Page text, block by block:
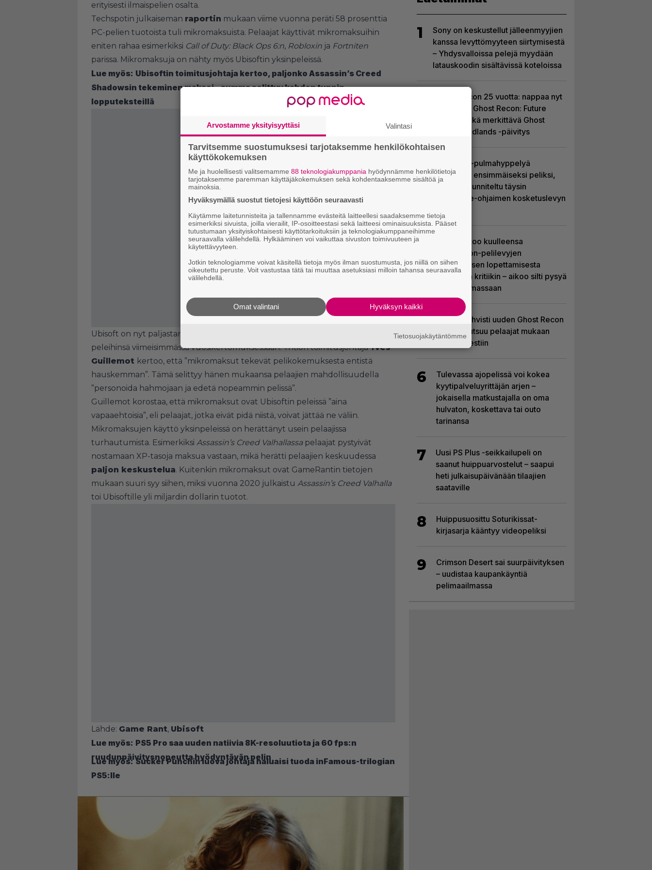
erityisesti ilmaispelien osalta.
Techspotin julkaiseman raportin mukaan viime vuonna peräti 58 prosenttia
PC-pelien tuotoista tuli mikromaksuista. Pelaajat käyttivät mikromaksuihin
eniten rahaa esimerkiksi Call of Duty: Black Ops 6:n, Robloxin ja Fortniten
parissa. Mikromaksuja on nähty myös Ubisoftin yksinpeleissä.
Lue myös: Ubisoftin toimitusjohtaja kertoo, paljonko Assassin’s Creed
Shadowsin tekeminen maksoi – summa selittyy kahden tunnin
lopputeksteillä
Ubisoft on nyt paljastanut syitä mikromaksujen lisäämiseen premium-luokan
peleihinsä viimeisimmässä vuosikertomuksessaan. Yhtiön toimitusjohtajaYves
Guillemot kertoo, että ”mikromaksut tekevät pelikokemuksesta entistä
hauskemman”. Tämä selittyy hänen mukaansa pelaajien mahdollisuudella
”personoida hahmojaan ja edetä nopeammin pelissä”.
Guillemot korostaa, että mikromaksut ovat Ubisoftin peleissä ”aina
vapaaehtoisia”, eli pelaajat, jotka eivät pidä niistä, voivat jättää ne väliin.
Mikromaksujen käyttö yksinpeleissä on herättänyt usein pelaajissa
turhautumista. Esimerkiksi Assassin’s Creed Valhallassa pelaajat pystyivät
nostamaan XP-tasoja maksua vastaan, mikä herätti pelaajien keskuudessa
paljon keskustelua. Kuitenkin mikromaksut ovat GameRantin tietojen
mukaan suuri syy siihen, miksi vuonna 2020 julkaistu Assassin’s Creed Valhalla
toi Ubisoftille yli miljardin dollarin tuotot.
Lähde: Game Rant, Ubisoft
Lue myös: PS5 Pro saa uuden natiivia 8K-resoluutiota ja 60 fps:n
ruudunpäivitysnopeutta hyödyntävän pelin
Lue myös: Sucker Punchin luova johtaja haluaisi tuoda inFamous-trilogian
PS5:lle
1
Sony on keskustellut jälleenmyyjien
kanssa levyttömyyteen siirtymisestä
– Yhdysvalloissa pelejä myydään
latauskoodin sisältävissä koteloissa
Ghost Recon 25 vuotta: nappaa nyt
ilmaiseksi Ghost Recon: Future
Soldier sekä merkittävä Ghost
Recon Wildlands -päivitys
3
Uutta PS5-pulmahyppelyä
kuvaillaan ensimmäiseksi peliksi,
joka on suunniteltu täysin
DualSense-ohjaimen kosketuslevyn
4
Sony kertoo kuulleensa
PlayStation-pelilevyjen
valmistuksen lopettamisesta
nousseen kritiikin – aikoo silti pysyä
suunnitelmassaan
5
Ubisoft vahvisti uuden Ghost Recon
-pelin – kutsuu pelaajat mukaan
ennakkotestiin
6
Tulevassa ajopelissä voi kokea
kyytipalveluyrittäjän arjen –
jokaisella matkustajalla on oma
hulvaton, koskettava tai outo
tarinansa
7
Uusi PS Plus -seikkailupeli on
saanut huippuarvostelut – saapui
heti julkaisupäivänään tilaajien
saataville
8
Huippusuosittu Soturikissat-
kirjasarja kääntyy videopeliksi
9
Crimson Desert sai suurpäivityksen
– uudistaa kaupankäyntiä
pelimaailmassa
Arvostamme yksityisyyttäsi Valintasi
Tarvitsemme suostumuksesi tarjotaksemme henkilökohtaisen
käyttökokemuksen
Me ja huolellisesti valitsemamme 88 teknologiakumppania hyödynnämme henkilötietoja
tarjotaksemme paremman käyttäjäkokemuksen sekä kohdentaaksemme sisältöä ja
mainoksia.
Hyväksymällä suostut tietojesi käyttöön seuraavasti
Käytämme laitetunnisteita ja tallennamme evästeitä laitteellesi saadaksemme tietoja
esimerkiksi sivuista, joilla vierailit, IP-osoitteestasi sekä laitteesi ominaisuuksista. Pääset
tutustumaan yksityiskohtaisesti käyttötarkoituksiin ja teknologiakumppaneihimme
seuraavalla välilehdellä. Hylkääminen voi vaikuttaa sivuston toimivuuteen ja
käytettävyyteen.
Jotkin teknologiamme voivat käsitellä tietoja myös ilman suostumusta, jos niillä on siihen
oikeutettu peruste. Voit vastustaa tätä tai muuttaa asetuksiasi milloin tahansa seuraavalla
välilehdellä.
Hyväksyn kaikki
Omat valintani
Tietosuojakäytäntömme